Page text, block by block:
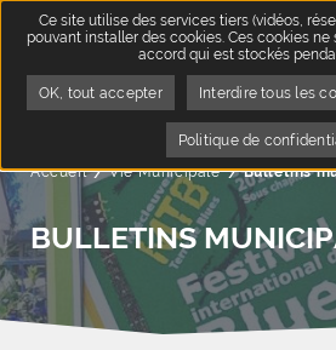
Accueil Vie Municipale Page active
Bulletins
BULLETINS
Ce site utilise des services tiers (vidéos,
pouvant installer des cookies. Ces cookies ne
accord qui est stockés
OK, tout accepter Interdire tous les
Politique de